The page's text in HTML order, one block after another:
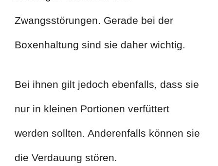
Zwangsstörungen. Gerade bei der
Boxenhaltung sind sie daher wichtig.
Bei ihnen gilt jedoch ebenfalls, dass sie
nur in kleinen Portionen verfüttert
werden sollten. Anderenfalls können sie
die Verdauung stören.